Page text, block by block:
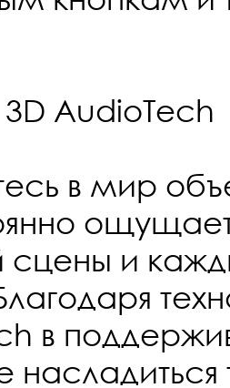
AudioTech
в мир
сцены и
в